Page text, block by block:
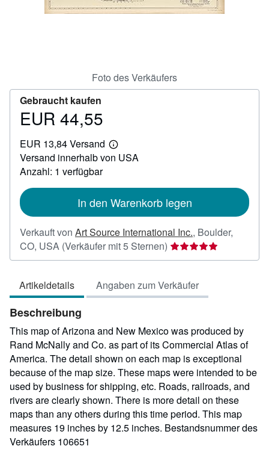
Foto des Verkäufers
Gebraucht kaufen
Preis
44,55
EUR 44,55
EUR 13,84 Versand
Weitere
Informationen
Versand innerhalb von USA
Anzahl: 1 verfügbar
In den Warenkorb legen
Verkauft von Art Source International Inc., Boulder,
CO, USA (Verkäufer mit 5 Sternen) Verkäuferbewertung
5
5
Sternen
Artikeldetails Angaben zum Verkäufer
Beschreibung
This map of Arizona and New Mexico was produced by
Rand McNally and Co. as part of its Commercial Atlas of
America. The detail shown on each map is exceptional
because of the map size. These maps were intended to be
used by business for shipping, etc. Roads, railroads, and
rivers are clearly shown. There is more detail on these
maps than any others during this time period. This map
measures 19 inches by 12.5 inches. Bestandsnummer des
Verkäufers 106651